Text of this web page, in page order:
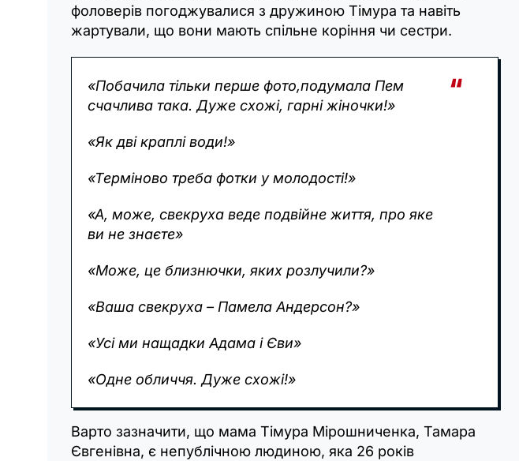
фоловерів погоджувалися з дружиною Тімура та навіть
жартували, що вони мають спільне коріння чи сестри.
«Побачила тільки перше фото,подумала Пем
счачлива така. Дуже схожі, гарні жіночки!»
«Як дві краплі води!»
«Терміново треба фотки у молодості!»
«А, може, свекруха веде подвійне життя, про яке
ви не знаєте»
«Може, це близнючки, яких розлучили?»
«Ваша свекруха – Памела Андерсон?»
«Усі ми нащадки Адама і Єви»
«Одне обличчя. Дуже схожі!»
Варто зазначити, що мама Тімура Мірошниченка, Тамара
Євгенівна, є непублічною людиною, яка 26 років